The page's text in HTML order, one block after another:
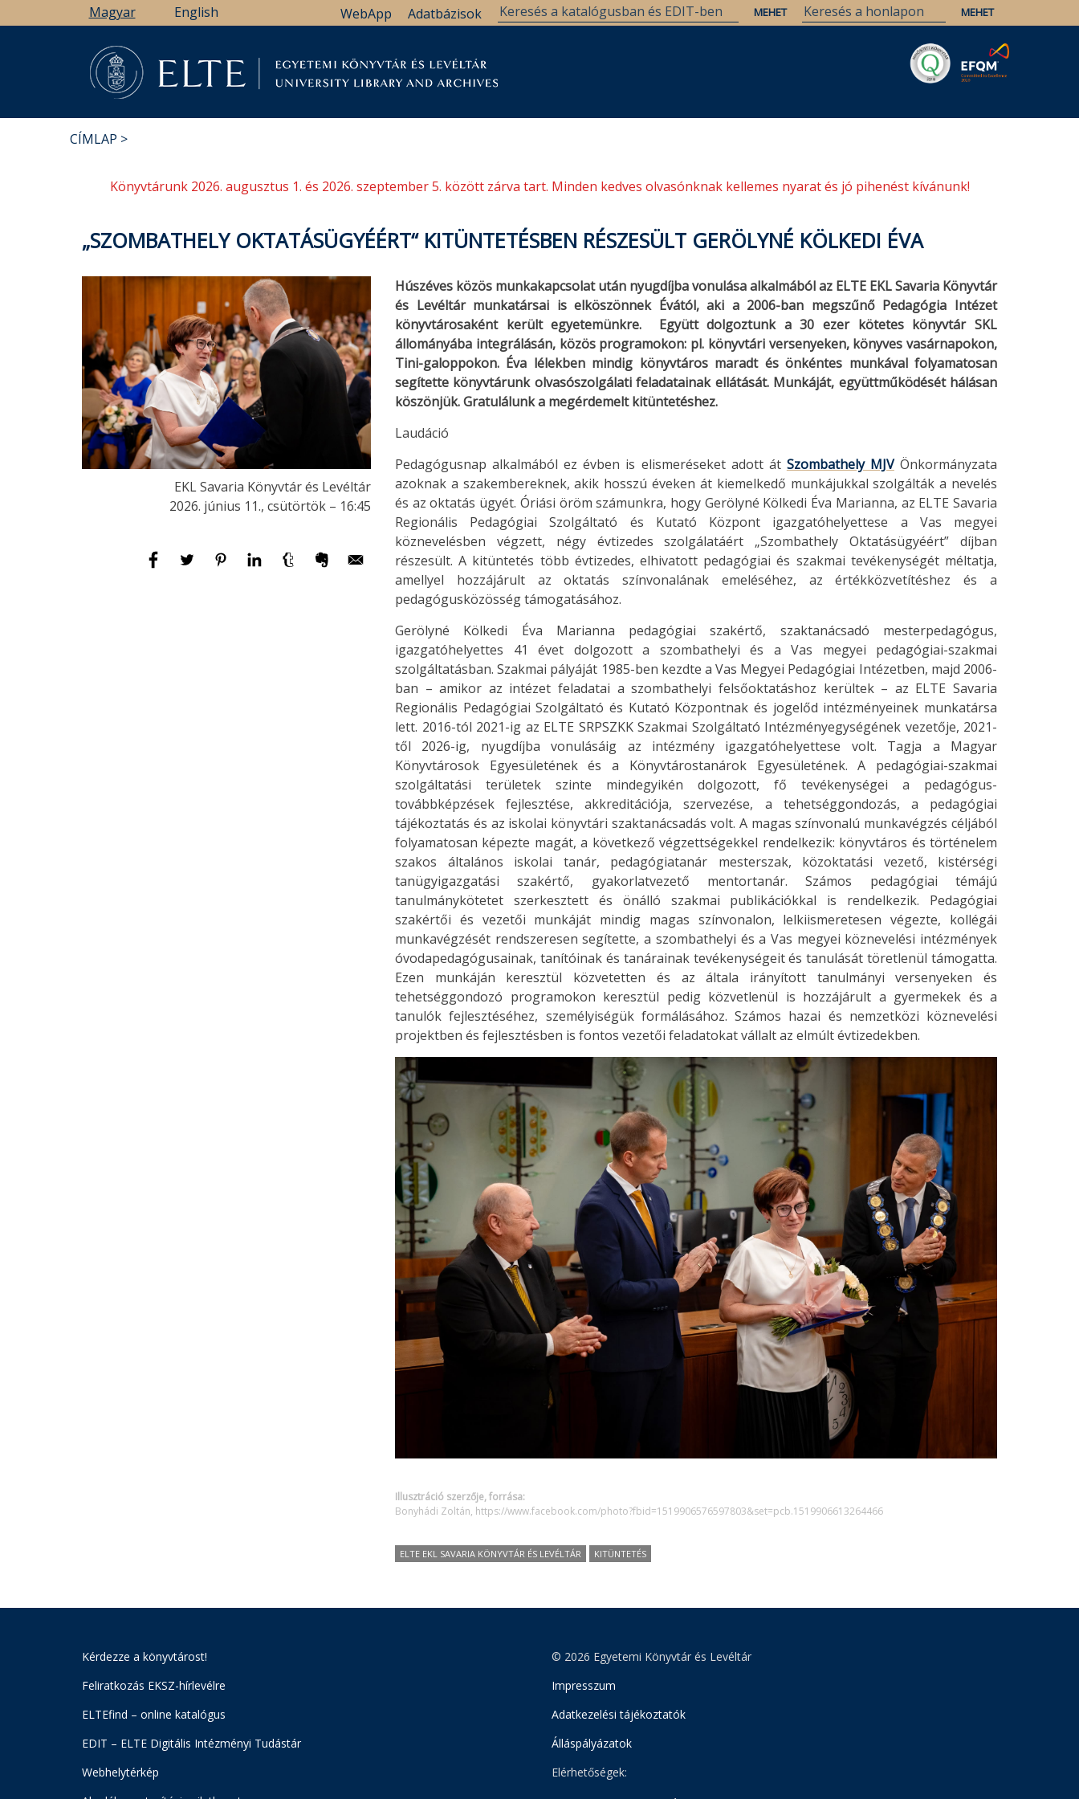
a
Magyar English Adatbázisok
WebApp
CÍMLAP
Könyvtárunk 2026. augusztus 1. és 2026. szeptember 5. között zárva tart. Minden kedves olvasónknak kellemes nyarat és jó pihenést kívánunk!
„SZOMBATHELY OKTATÁSÜGYÉÉRT“ KITÜNTETÉSBEN RÉSZESÜLT GERÖLYNÉ KÖLKEDI ÉVA
EKL Savaria Könyvtár és Levéltár
2026. június 11., csütörtök – 16:45
Húszéves közös munkakapcsolat után nyugdíjba vonulása alkalmából az ELTE EKL Savaria Könyvtár
és Levéltár munkatársai is elköszönnek Évától, aki a 2006-ban megszűnő Pedagógia Intézet
könyvtárosaként került egyetemünkre. Együtt dolgoztunk a 30 ezer kötetes könyvtár SKL
állományába integrálásán, közös programokon: pl. könyvtári versenyeken, könyves vasárnapokon,
Tini-galoppokon. Éva lélekben mindig könyvtáros maradt és önkéntes munkával folyamatosan
segítette könyvtárunk olvasószolgálati feladatainak ellátását. Munkáját, együttműködését hálásan
köszönjük. Gratulálunk a megérdemelt kitüntetéshez.
Laudáció
Pedagógusnap alkalmából ez évben is elismeréseket adott át Szombathely MJVÖnkormányzata
azoknak a szakembereknek, akik hosszú éveken át kiemelkedő munkájukkal szolgálták a nevelés
és az oktatás ügyét. Óriási öröm számunkra, hogy Gerölyné Kölkedi Éva Marianna, az ELTE Savaria
Regionális Pedagógiai Szolgáltató és Kutató Központ igazgatóhelyettese a Vas megyei
köznevelésben végzett, négy évtizedes szolgálatáért „Szombathely Oktatásügyéért” díjban
részesült. A kitüntetés több évtizedes, elhivatott pedagógiai és szakmai tevékenységét méltatja,
amellyel hozzájárult az oktatás színvonalának emeléséhez, az értékközvetítéshez és a
pedagógusközösség támogatásához.
Gerölyné Kölkedi Éva Marianna pedagógiai szakértő, szaktanácsadó mesterpedagógus,
igazgatóhelyettes 41 évet dolgozott a szombathelyi és a Vas megyei pedagógiai-szakmai
szolgáltatásban. Szakmai pályáját 1985-ben kezdte a Vas Megyei Pedagógiai Intézetben, majd 2006-
ban – amikor az intézet feladatai a szombathelyi felsőoktatáshoz kerültek – az ELTE Savaria
Regionális Pedagógiai Szolgáltató és Kutató Központnak és jogelőd intézményeinek munkatársa
lett. 2016-tól 2021-ig az ELTE SRPSZKK Szakmai Szolgáltató Intézményegységének vezetője, 2021-
től 2026-ig, nyugdíjba vonulásáig az intézmény igazgatóhelyettese volt. Tagja a Magyar
Könyvtárosok Egyesületének és a Könyvtárostanárok Egyesületének. A pedagógiai-szakmai
szolgáltatási területek szinte mindegyikén dolgozott, fő tevékenységei a pedagógus-
továbbképzések fejlesztése, akkreditációja, szervezése, a tehetséggondozás, a pedagógiai
tájékoztatás és az iskolai könyvtári szaktanácsadás volt. A magas színvonalú munkavégzés céljából
folyamatosan képezte magát, a következő végzettségekkel rendelkezik: könyvtáros és történelem
szakos általános iskolai tanár, pedagógiatanár mesterszak, közoktatási vezető, kistérségi
tanügyigazgatási szakértő, gyakorlatvezető mentortanár. Számos pedagógiai témájú
tanulmánykötetet szerkesztett és önálló szakmai publikációkkal is rendelkezik. Pedagógiai
szakértői és vezetői munkáját mindig magas színvonalon, lelkiismeretesen végezte, kollégái
munkavégzését rendszeresen segítette, a szombathelyi és a Vas megyei köznevelési intézmények
óvodapedagógusainak, tanítóinak és tanárainak tevékenységeit és tanulását töretlenül támogatta.
Ezen munkáján keresztül közvetetten és az általa irányított tanulmányi versenyeken és
tehetséggondozó programokon keresztül pedig közvetlenül is hozzájárult a gyermekek és a
tanulók fejlesztéséhez, személyiségük formálásához. Számos hazai és nemzetközi köznevelési
projektben és fejlesztésben is fontos vezetői feladatokat vállalt az elmúlt évtizedekben.
Illusztráció szerzője, forrása:
Bonyhádi Zoltán, https://www.facebook.com/photo?fbid=1519906576597803&set=pcb.1519906613264466
ELTE EKL SAVARIA KÖNYVTÁR ÉS LEVÉLTÁR KITÜNTETÉS
Kérdezze a könyvtárost!
Feliratkozás EKSZ-hírlevélre
ELTEfind – online katalógus
EDIT – ELTE Digitális Intézményi Tudástár
Webhelytérkép
© 2026 Egyetemi Könyvtár és Levéltár
Impresszum
Adatkezelési tájékoztatók
Álláspályázatok
Elérhetőségek: